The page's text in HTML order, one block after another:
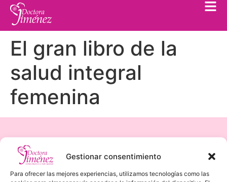
Gestionar consentimiento
Para ofrecer las mejores experiencias, utilizamos tecnologías como las
El gran libro de la
salud integral
femenina